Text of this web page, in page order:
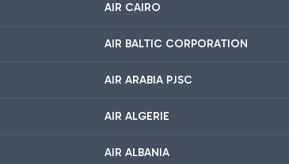
AIR CAIRO
AIR BALTIC CORPORATION
AIR ARABIA PJSC
AIR ALGERIE
AIR ALBANIA